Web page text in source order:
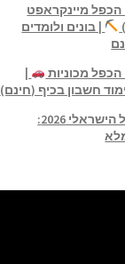
מיינקראפט
| בונים ולומדים
מכוניות
|
חשבון בכיף (חינם)
שבוע החלל הישראלי 2026: